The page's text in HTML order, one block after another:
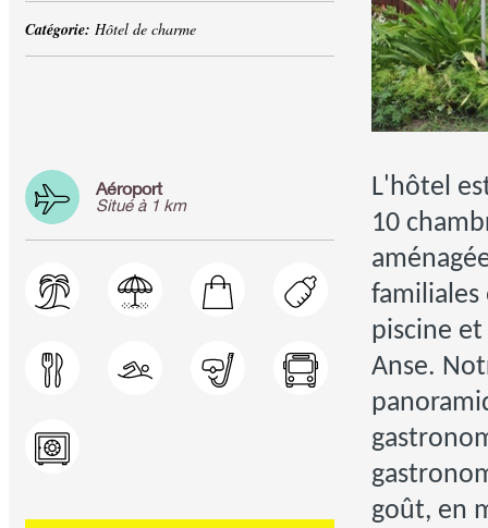
Catégorie: Hôtel de charme
Aéroport
Situé à 1 km
L'hôtel
10
familiales
piscine
Anse.
goût, en